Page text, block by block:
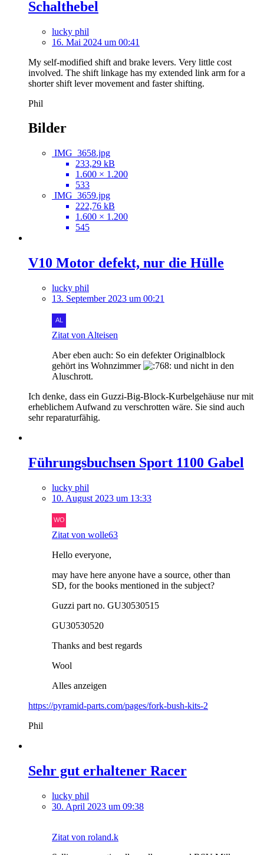
Schalthebel
lucky phil
16. Mai 2024 um 00:41
My self-modified shift and brake levers. Very little cost
involved. The shift linkage has my extended link arm for a
shorter shift lever movement and faster shifting.
Phil
Bilder
IMG_3658.jpg
233,29 kB
1.600 × 1.200
533
IMG_3659.jpg
222,76 kB
1.600 × 1.200
545
V10 Motor defekt, nur die Hülle
lucky phil
13. September 2023 um 00:21
Zitat von Alteisen
Aber eben auch: So ein defekter Originalblock
gehört ins Wohnzimmer
und nicht in den
Aluschrott.
Ich denke, dass ein Guzzi-Big-Block-Kurbelgehäuse nur mit
erheblichem Aufwand zu verschrotten wäre. Sie sind auch
sehr reparaturfähig.
Führungsbuchsen Sport 1100 Gabel
lucky phil
10. August 2023 um 13:33
Zitat von wolle63
Hello everyone,
may have here anyone have a source, other than
SD, for the books mentioned in the subject?
Guzzi part no. GU30530515
GU30530520
Thanks and best regards
Wool
Alles anzeigen
https://pyramid-parts.com/pages/fork-bush-kits-2
Phil
Sehr gut erhaltener Racer
lucky phil
30. April 2023 um 09:38
Zitat von roland.k